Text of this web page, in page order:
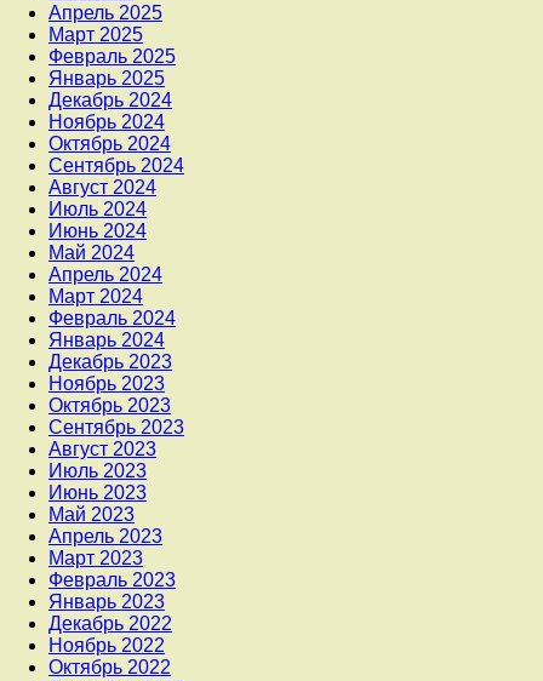
Апрель 2025
Март 2025
Февраль 2025
Январь 2025
Декабрь 2024
Ноябрь 2024
Октябрь 2024
Сентябрь 2024
Август 2024
Июль 2024
Июнь 2024
Май 2024
Апрель 2024
Март 2024
Февраль 2024
Январь 2024
Декабрь 2023
Ноябрь 2023
Октябрь 2023
Сентябрь 2023
Август 2023
Июль 2023
Июнь 2023
Май 2023
Апрель 2023
Март 2023
Февраль 2023
Январь 2023
Декабрь 2022
Ноябрь 2022
Октябрь 2022